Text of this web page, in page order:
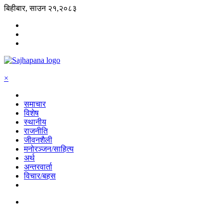
बिहीबार, साउन २१,२०८३
×
समाचार
विशेष
स्थानीय
राजनीति
जीवनशैली
मनोरञ्जन/साहित्य
अर्थ
अन्तरवार्ता
विचार/बहस